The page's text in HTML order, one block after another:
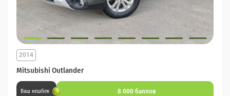
Mitsubishi Outlander
2014
Ваш кешбек 8 000 баллов